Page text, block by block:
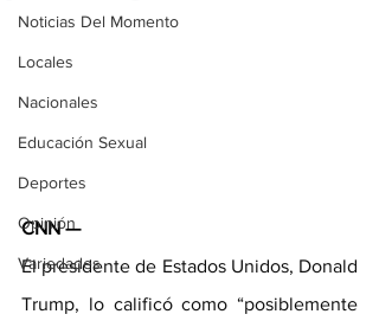
Noticias Del Momento
Locales
Nacionales
Educación Sexual
Deportes
Opinión
Variedades
CNN —
El presidente de Estados Unidos, Donald
Trump, lo calificó como “posiblemente